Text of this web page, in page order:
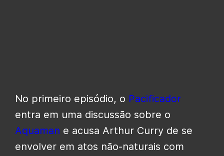
No primeiro episódio, o Pacificador
entra em uma discussão sobre o
Aquaman e acusa Arthur Curry de se
envolver em atos não-naturais com